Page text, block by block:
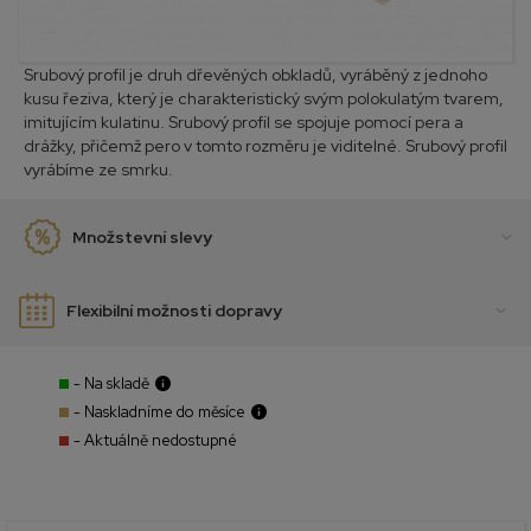
Srubový profil je druh dřevěných obkladů, vyráběný z jednoho
kusu řeziva, který je charakteristický svým polokulatým tvarem,
imitujícím kulatinu. Srubový profil se spojuje pomocí pera a
drážky, přičemž pero v tomto rozměru je viditelné. Srubový profil
vyrábíme ze smrku.
Množstevní slevy
Flexibilní možnosti dopravy
- Na skladě
- Naskladníme do měsíce
- Aktuálně nedostupné